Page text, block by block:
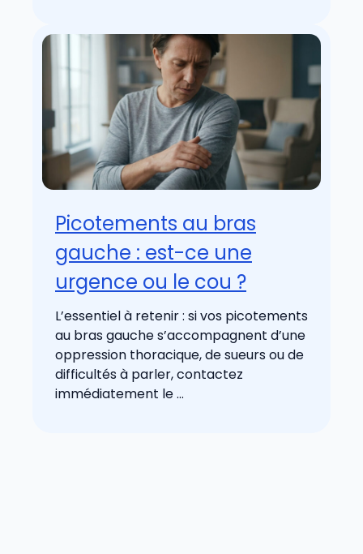
Picotements au bras
gauche : est-ce une
urgence ou le cou ?
L’essentiel à retenir : si vos picotements
au bras gauche s’accompagnent d’une
oppression thoracique, de sueurs ou de
difficultés à parler, contactez
immédiatement le ...